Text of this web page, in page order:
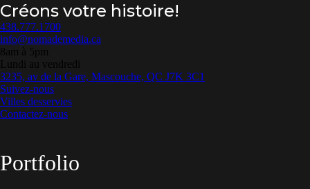
Créons votre histoire!
438.777.1700
info@nomademedia.ca
8am à 5pm
Lundi au vendredi
3235, av de la Gare, Mascouche, QC J7K 3C1
Suivez-nous
Villes desservies
Contactez-nous
Portfolio